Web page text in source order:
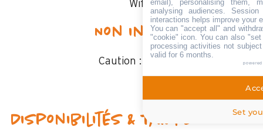
Wifi
Non inclus
Caution :
Disponibilités & Tarifs
email), personalising them,
analysing audiences.
interactions helps improve your
You can "accept all" and
"cookie" icon . You can also
processing activities not
valid for 6 months.
Set